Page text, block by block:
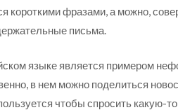
короткими фразами, а можно,
письма.
языке является примером
в нем можно поделиться
чтобы спросить какую-